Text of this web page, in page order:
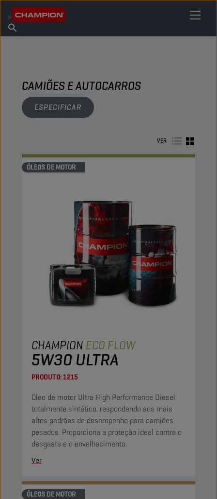
Sobre a Champion
Encontrar ponto de venda
CAMIÕES E AUTOCARROS
ESPECIFICAR
VER
ÓLEOS DE MOTOR
CHAMPION ECO FLOW
5W30 ULTRA
PRODUTO:1215
Óleo de motor Ultra High Performance Diesel
totalmente sintético, respondendo aos mais
altos padrões de desempenho para camiões
pesados. Proporciona a proteção ideal contra o
desgaste e o envelhecimento.
Ver
ÓLEOS DE MOTOR